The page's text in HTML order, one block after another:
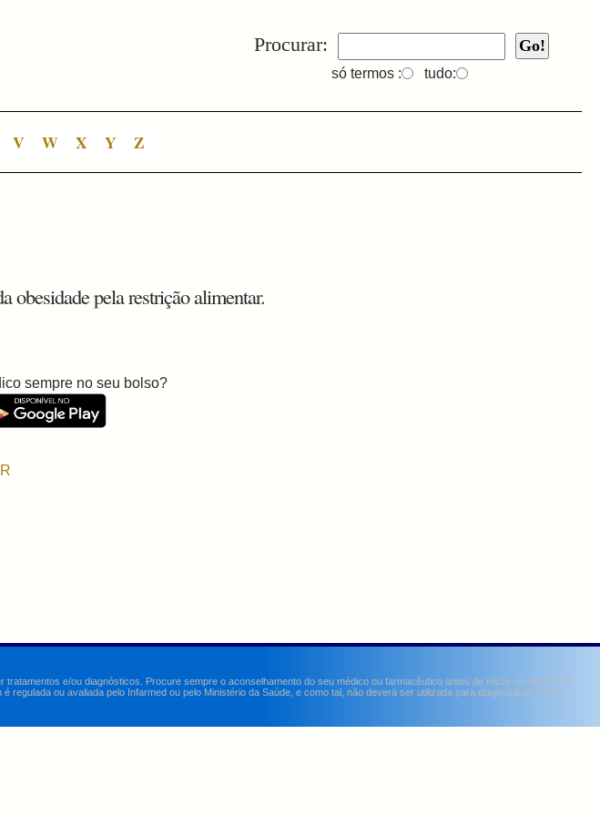
Procurar:
só termos : tudo:
V W X Y Z
obesidade pela restrição alimentar.
sempre no seu bolso?
e/ou diagnósticos. Procure sempre o aconselhamento do seu médico ou farmacêutico antes de iniciar ou alterar um
ou avaliada pelo Infarmed ou pelo Ministério da Saúde, e como tal, não deverá ser utilizada para diagnosticar, curar,